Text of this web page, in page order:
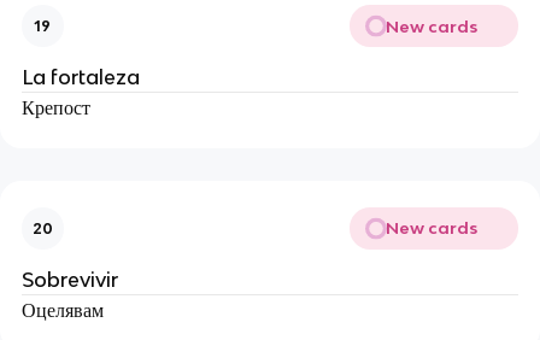
19 New cards
La fortaleza
Крепост
20 New cards
Sobrevivir
Оцелявам